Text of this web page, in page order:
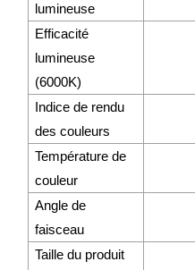
lumineuse
Efficacité
lumineuse
(6000K)
Indice de rendu
des couleurs
Température de
couleur
Angle de
faisceau
Taille du produit